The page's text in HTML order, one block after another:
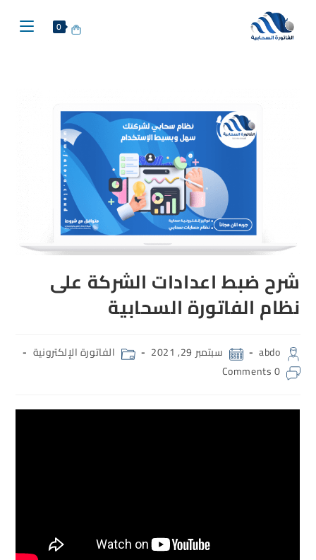
0
شرح ضبط اعدادات الشركة على
نظام الفاتورة السحابية
abdo سبتمبر 29, 2021
الفاتورة الإلكترونية
0 Comments